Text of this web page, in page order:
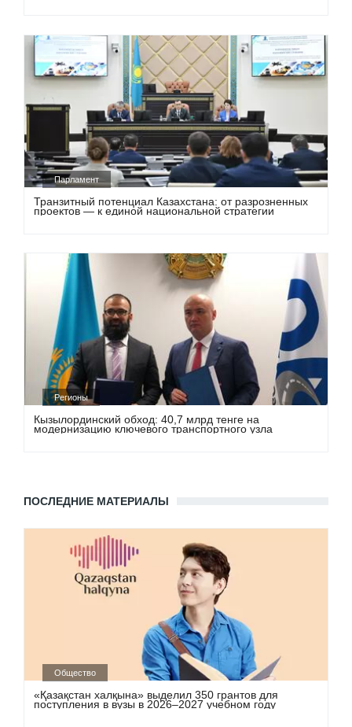
Парламент
Транзитный потенциал Казахстана: от разрозненных
проектов — к единой национальной стратегии
Регионы
Кызылординский обход: 40,7 млрд тенге на
модернизацию ключевого транспортного узла
ПОСЛЕДНИЕ МАТЕРИАЛЫ
Общество
«Қазақстан халқына» выделил 350 грантов для
поступления в вузы в 2026–2027 учебном году